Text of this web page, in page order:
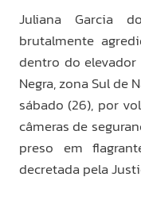
Juliana Garcia
brutalmente
dentro do
Negra, zona Sul de
sábado (26), por
câmeras de
preso em
decretada pela